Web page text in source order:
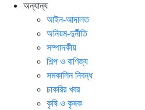
অন্যান্য
আইন-আদালত
অনিয়ম-দুর্নীতি
সম্পাদকীয়
শিল্প ও বাণিজ্য
সমকালিন নিবন্ধ
চাকরির খবর
কৃষি ও কৃষক